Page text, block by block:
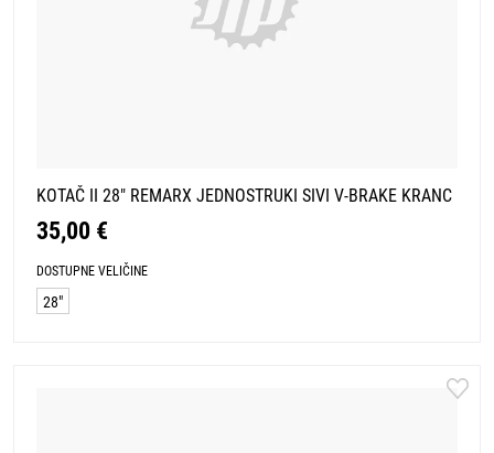
KOTAČ II 28" REMARX JEDNOSTRUKI SIVI V-BRAKE KRANC
35,00 €
DOSTUPNE VELIČINE
28"